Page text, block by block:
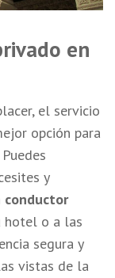
en
el servicio
opción para
y
conductor
hotel o a las
segura y
vistas de la